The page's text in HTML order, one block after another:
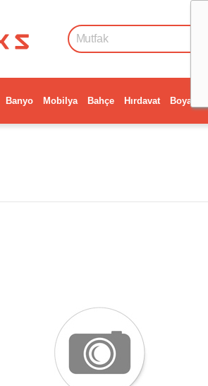
Banyo Mobilya Bahçe Hırdavat Boya